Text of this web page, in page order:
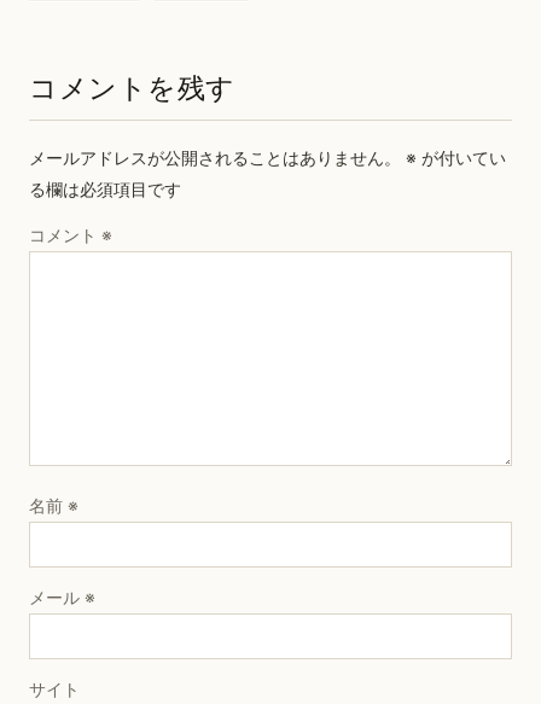
コメントを残す
メールアドレスが公開されることはありません。 ※ が付いてい
る欄は必須項目です
コメント ※
名前 ※
メール ※
サイト